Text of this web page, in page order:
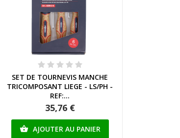
Aperçu rapide
SET DE TOURNEVIS MANCHE
TRICOMPOSANT LIEGE - LS/PH -
REF:...
35,76 €
 AJOUTER AU PANIER